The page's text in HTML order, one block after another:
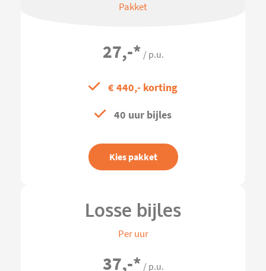
Pakket
27,-* / p.u.
€ 440,- korting
40 uur bijles
Kies pakket
Losse bijles
Per uur
37,-* / p.u.